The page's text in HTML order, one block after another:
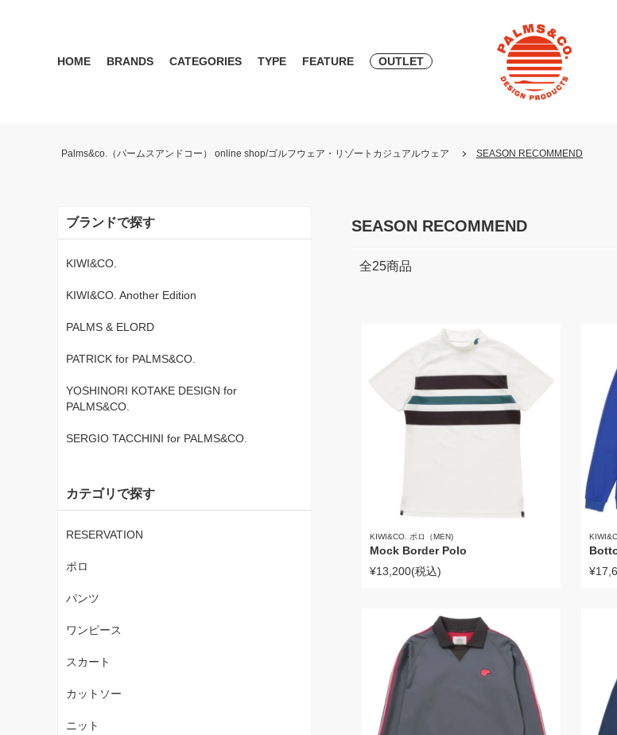
HOME BRANDS CATEGORIES TYPE FEATURE OUTLET
Palms&co.（パームスアンドコー） online shop/ゴルフウェア・リゾートカジュアルウェア SEASON RECOMMEND
SEASON RECOMMEND
全25商品
KIWI&CO. ポロ（MEN)
Mock Border Polo
¥13,200(税込)
ブランドで探す
KIWI&CO.
KIWI&CO. Another Edition
PALMS & ELORD
PATRICK for PALMS&CO.
YOSHINORI KOTAKE DESIGN for
PALMS&CO.
SERGIO TACCHINI for PALMS&CO.
カテゴリで探す
RESERVATION
ポロ
パンツ
ワンピース
スカート
カットソー
ニット